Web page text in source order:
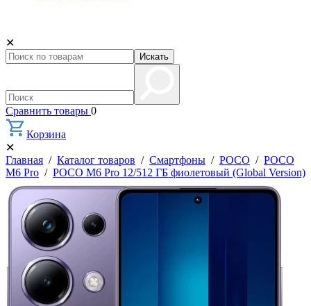
✕
Искать
Сравнить товары 0
Корзина
✕
Главная / Каталог товаров / Смартфоны / POCO / POCO
M6 Pro / POCO M6 Pro 12/512 ГБ фиолетовый (Global Version)